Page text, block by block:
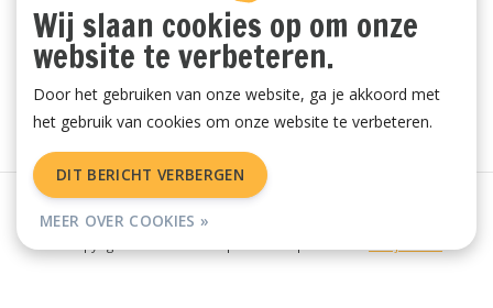
Algemene voorwaarden | Privacy Policy
Wij slaan cookies op om onze
website te verbeteren.
Door het gebruiken van onze website, ga je akkoord met
het gebruik van cookies om onze website te verbeteren.
DIT BERICHT VERBERGEN
MEER OVER COOKIES »